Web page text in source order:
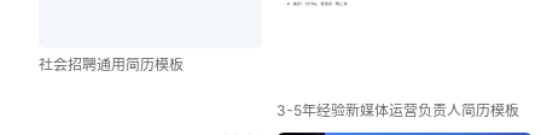
社会招聘通用简历模板
3-5年经验新媒体运营负责人简历模板